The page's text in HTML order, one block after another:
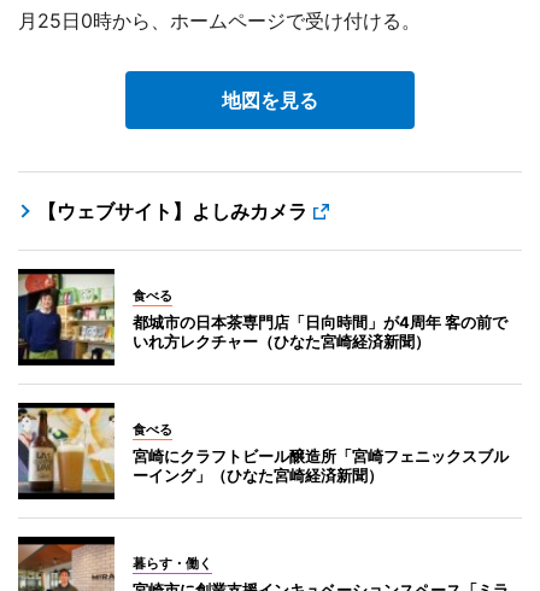
月25日0時から、ホームページで受け付ける。
地図を見る
【ウェブサイト】よしみカメラ
食べる
都城市の日本茶専門店「日向時間」が4周年 客の前で
いれ方レクチャー（ひなた宮崎経済新聞）
食べる
宮崎にクラフトビール醸造所「宮崎フェニックスブル
ーイング」（ひなた宮崎経済新聞）
暮らす・働く